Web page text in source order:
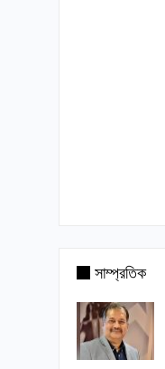
সাম্প্রতিক